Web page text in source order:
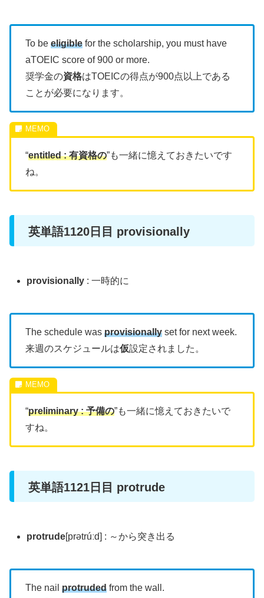
To be eligible for the scholarship, you must have
aTOEIC score of 900 or more.
奨学金の資格はTOEICの得点が900点以上である
ことが必要になります。
“entitled : 有資格の”も一緒に憶えておきたいです
ね。
英単語1120日目 provisionally
provisionally : 一時的に
The schedule was provisionally set for next week.
来週のスケジュールは仮設定されました。
“preliminary : 予備の”も一緒に憶えておきたいで
すね。
英単語1121日目 protrude
protrude[prətrúːd] : ～から突き出る
The nail protruded from the wall.